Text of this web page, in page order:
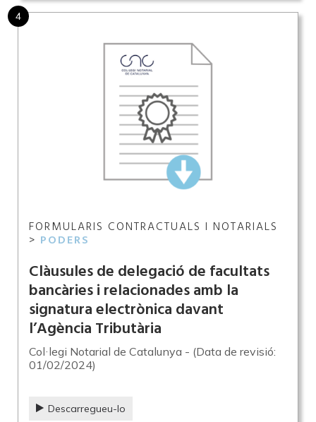
4
FORMULARIS CONTRACTUALS I NOTARIALS
> PODERS
Clàusules de delegació de facultats
bancàries i relacionades amb la
signatura electrònica davant
l’Agència Tributària
Col·legi Notarial de Catalunya - (Data de revisió:
01/02/2024)
Descarregueu-lo